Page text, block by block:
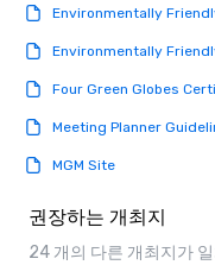
Environmentally
Environmentally
Four Green Globes
Meeting Planner
MGM Site
권장하는 개최지
24 개의 다른 개최지가